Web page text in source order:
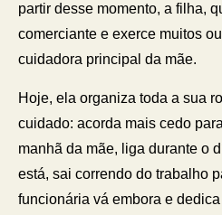
partir desse momento, a filha,
comerciante e exerce muitos
cuidadora principal da mãe.
Hoje, ela organiza toda a sua
cuidado: acorda mais cedo
manhã da mãe, liga durante o
está, sai correndo do trabalho
funcionária vá embora e